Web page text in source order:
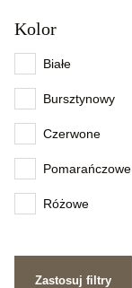
Kolor
Białe
Bursztynowy
Czerwone
Pomarańczowe
Różowe
Zastosuj filtry